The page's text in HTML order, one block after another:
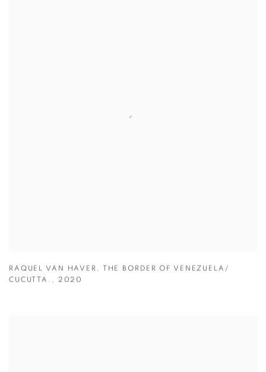
RAQUEL VAN HAVER ,
THE BORDER OF VENEZUELA/
CUCUTTA. , 2020